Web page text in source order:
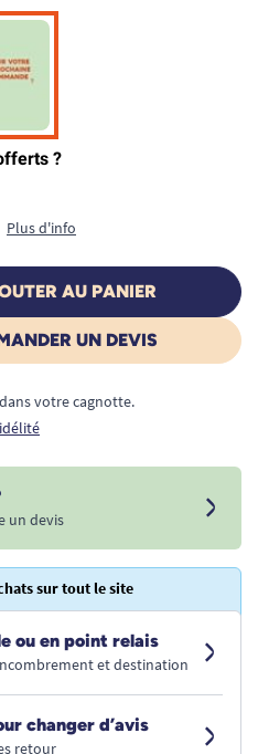
Plus d'info
AU PANIER
UN DEVIS
votre cagnotte.
un devis
sur tout le site
ou en point relais
et destination
changer d’avis
retour